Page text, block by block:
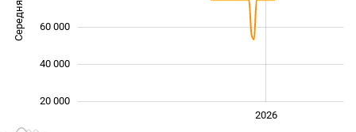
20 000
40 000
60 000
2026